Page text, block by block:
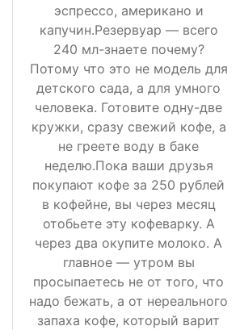
эспрессо, американо и
капучин.Резервуар — всего
240 мл-знаете почему?
Потому что это не модель для
детского сада, а для умного
человека. Готовите одну-две
кружки, сразу свежий кофе, а
не греете воду в баке
неделю.Пока ваши друзья
покупают кофе за 250 рублей
в кофейне, вы через месяц
отобьете эту кофеварку. А
через два окупите молоко. А
главное — утром вы
просыпаетесь не от того, что
надо бежать, а от нереального
запаха кофе, который варит